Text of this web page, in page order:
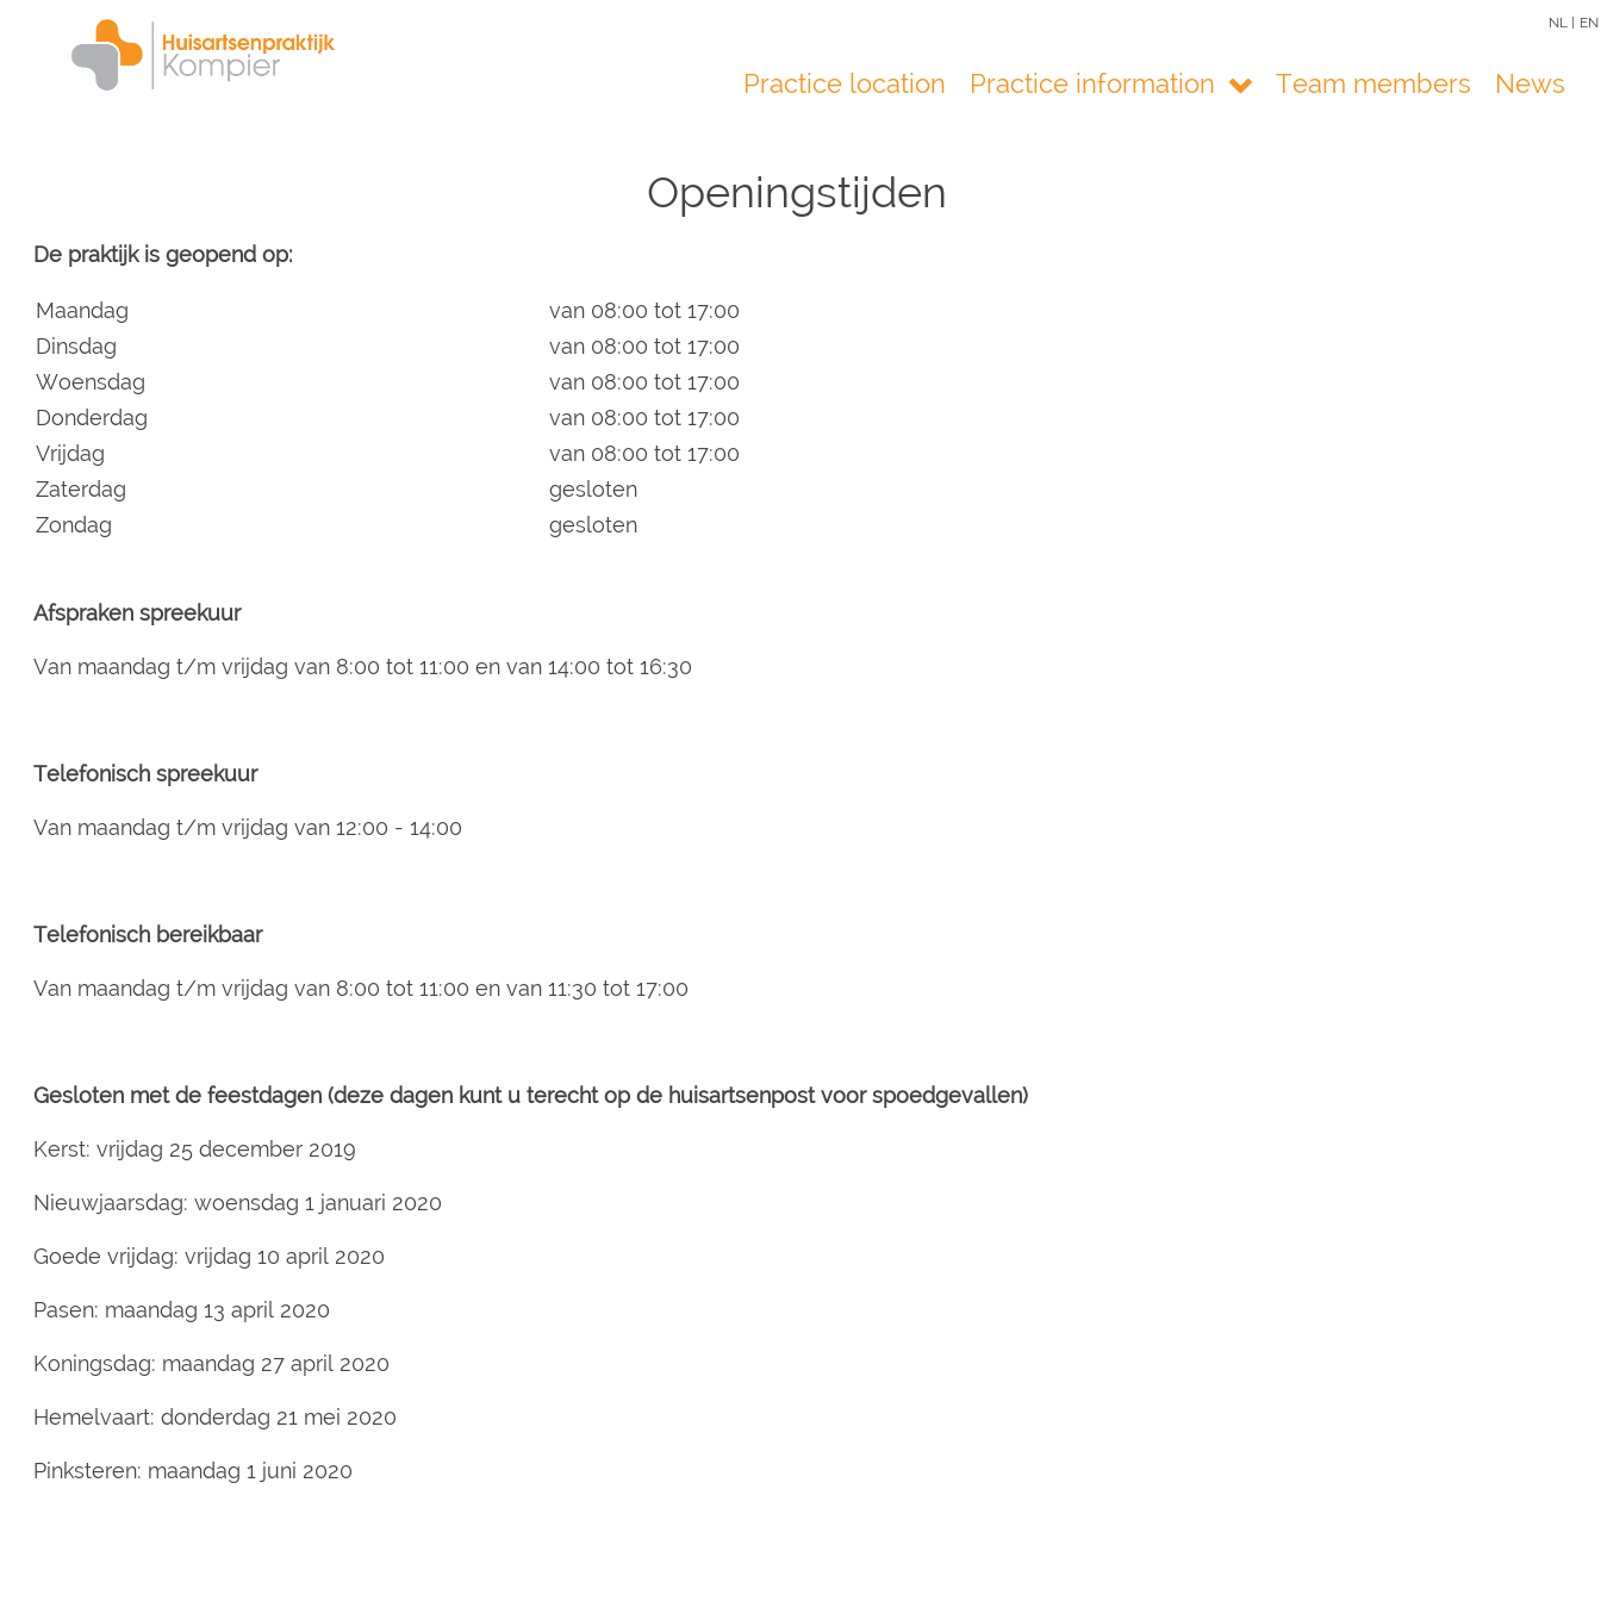
NL | EN
Main
Practice location Practice information Team members News
Openingstijden
De praktijk is geopend op:
Maandag
van 08:00 tot 17:00
Dinsdag
van 08:00 tot 17:00
Woensdag
van 08:00 tot 17:00
Donderdag
van 08:00 tot 17:00
Vrijdag
van 08:00 tot 17:00
Zaterdag
gesloten
Zondag
gesloten
Afspraken spreekuur
Van maandag t/m vrijdag van 8:00 tot 11:00 en van 14:00 tot 16:30
Telefonisch spreekuur
Van maandag t/m vrijdag van 12:00 - 14:00
Telefonisch bereikbaar
Van maandag t/m vrijdag van 8:00 tot 11:00 en van 11:30 tot 17:00
Gesloten met de feestdagen (deze dagen kunt u terecht op de huisartsenpost voor spoedgevallen)
Kerst: vrijdag 25 december 2019
Nieuwjaarsdag: woensdag 1 januari 2020
Goede vrijdag: vrijdag 10 april 2020
Pasen: maandag 13 april 2020
Koningsdag: maandag 27 april 2020
Hemelvaart: donderdag 21 mei 2020
Pinksteren: maandag 1 juni 2020